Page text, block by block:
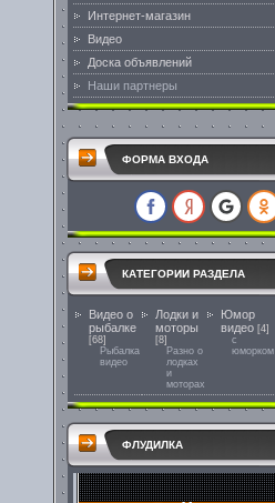
Интернет-магазин
Видео
Доска объявлений
Наши партнеры
ФОРМА ВХОДА
КАТЕГОРИИ РАЗДЕЛА
Видео о
рыбалке
[68]
Рыбалка
видео
Лодки и
моторы
[8]
Разно о
лодках
и
моторах
Юмор
видео [4]
с
юморком
ФЛУДИЛКА